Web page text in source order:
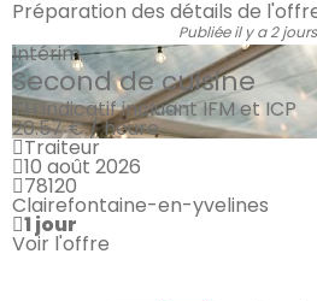
Préparation des détails de
Publiée il y a 2 jours
Intérim
Second de cuisine
TH indicatif incluant IFM et ICP
20.57 € / heure
Traiteur
10 août 2026
78120
Clairefontaine-en-yvelines
1 jour
Voir l'offre